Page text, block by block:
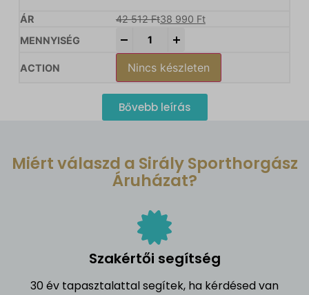
42 512Ft38 990 Ft
Nincs készleten
Bővebb leírás
Miért válaszd a Sirály Sporthorgász
Áruházat?
Szakértői segítség
30 év tapasztalattal segítek, ha kérdésed van